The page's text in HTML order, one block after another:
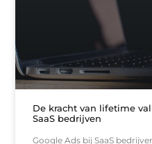
De kracht van lifetime
SaaS bedrijven
Google Ads bij SaaS